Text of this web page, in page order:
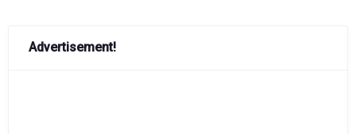
Advertisement!